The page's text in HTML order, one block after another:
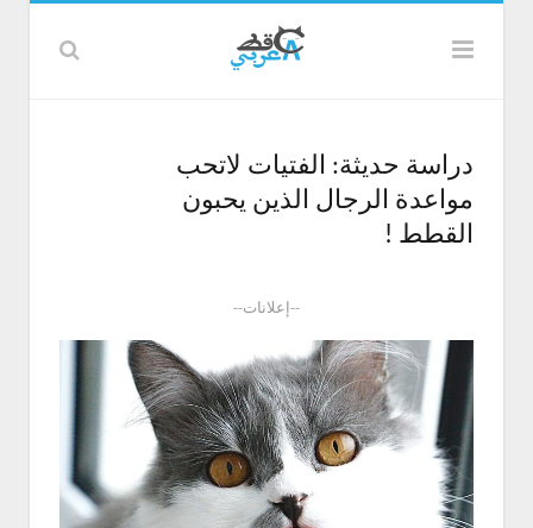
دراسة حديثة: الفتيات لاتحب
مواعدة الرجال الذين يحبون
القطط !
--إعلانات--